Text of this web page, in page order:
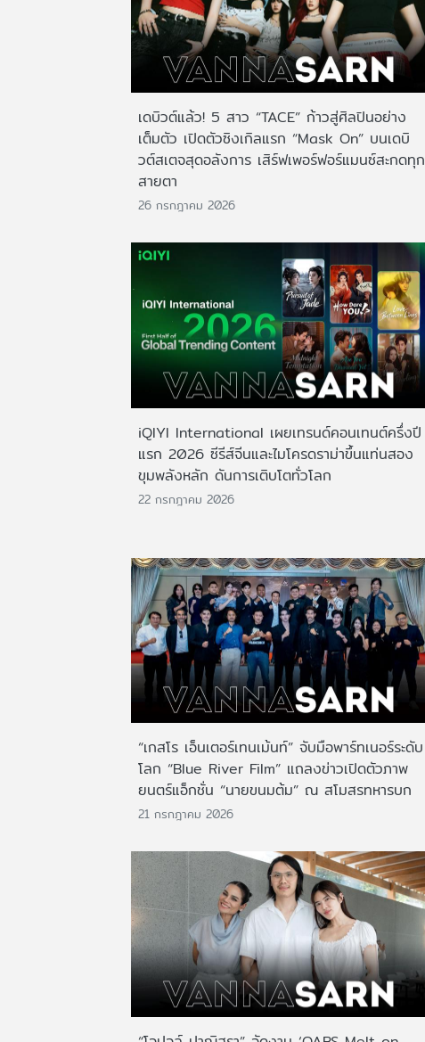
เดบิวต์แล้ว! 5 สาว “TACE” ก้าวสู่ศิลปินอย่าง
เต็มตัว เปิดตัวซิงเกิลแรก “Mask On” บนเดบิ
วต์สเตจสุดอลังการ เสิร์ฟเพอร์ฟอร์แมนซ์สะกดทุก
สายตา
26 กรกฎาคม 2026
iQIYI International เผยเทรนด์คอนเทนต์ครึ่งปี
แรก 2026 ซีรีส์จีนและไมโครดราม่าขึ้นแท่นสอง
ขุมพลังหลัก ดันการเติบโตทั่วโลก
22 กรกฎาคม 2026
“เกสโร เอ็นเตอร์เทนเม้นท์” จับมือพาร์ทเนอร์ระดับ
โลก “Blue River Film” แถลงข่าวเปิดตัวภาพ
ยนตร์แอ็กชั่น “นายขนมต้ม” ณ สโมสรทหารบก
21 กรกฎาคม 2026